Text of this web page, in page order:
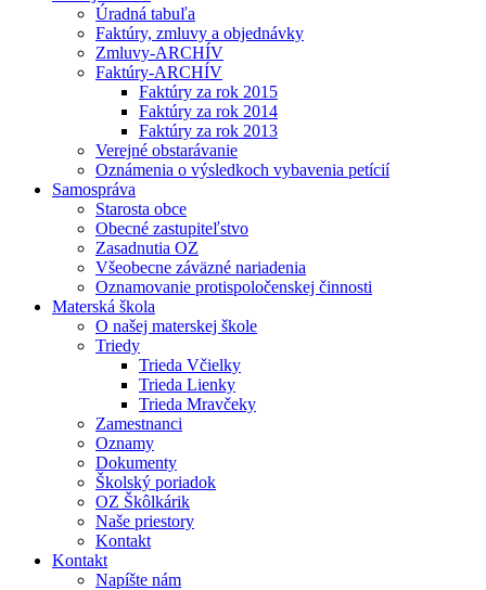
Úradná tabuľa
Faktúry, zmluvy a objednávky
Zmluvy-ARCHÍV
Faktúry-ARCHÍV
Faktúry za rok 2015
Faktúry za rok 2014
Faktúry za rok 2013
Verejné obstarávanie
Oznámenia o výsledkoch vybavenia petícií
Samospráva
Starosta obce
Obecné zastupiteľstvo
Zasadnutia OZ
Všeobecne záväzné nariadenia
Oznamovanie protispoločenskej činnosti
Materská škola
O našej materskej škole
Triedy
Trieda Včielky
Trieda Lienky
Trieda Mravčeky
Zamestnanci
Oznamy
Dokumenty
Školský poriadok
OZ Škôlkárik
Naše priestory
Kontakt
Kontakt
Napíšte nám